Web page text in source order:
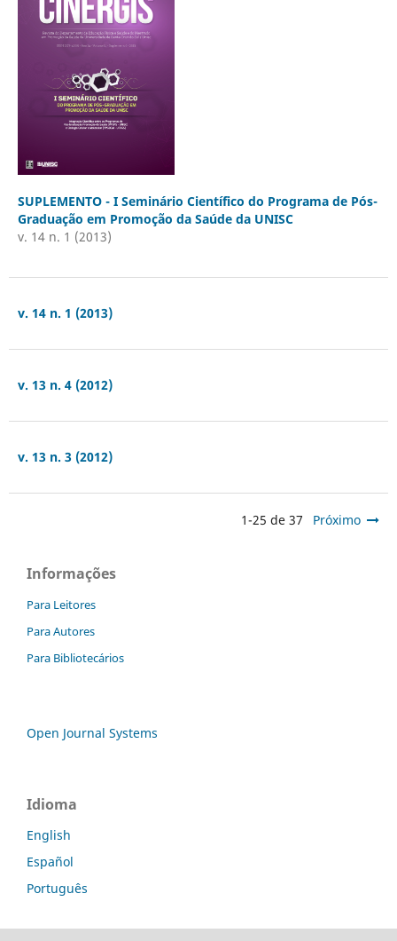
SUPLEMENTO - I Seminário Científico do Programa de Pós-
Graduação em Promoção da Saúde da UNISC
v. 14 n. 1 (2013)
v. 14 n. 1 (2013)
v. 13 n. 4 (2012)
v. 13 n. 3 (2012)
1-25 de 37 Próximo
Informações
Para Leitores
Para Autores
Para Bibliotecários
Open Journal Systems
Idioma
English
Español
Português